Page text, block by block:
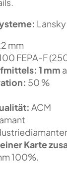
Lansky
mm
FEPA-F
1 mm
50 %
ACM
Karte
100%.